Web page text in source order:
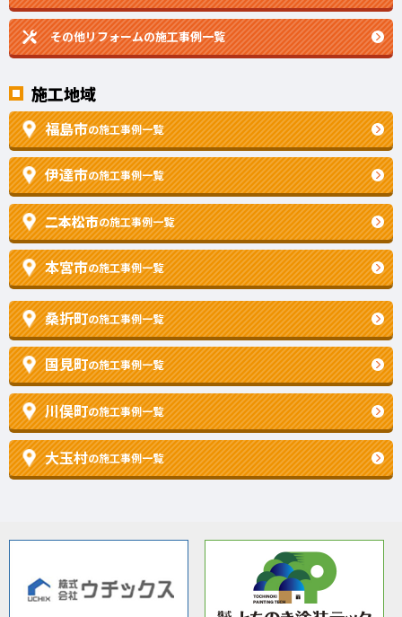
その他リフォームの施工事例一覧
施工地域
福島市の施工事例一覧
伊達市の施工事例一覧
二本松市の施工事例一覧
本宮市の施工事例一覧
桑折町の施工事例一覧
国見町の施工事例一覧
川俣町の施工事例一覧
大玉村の施工事例一覧